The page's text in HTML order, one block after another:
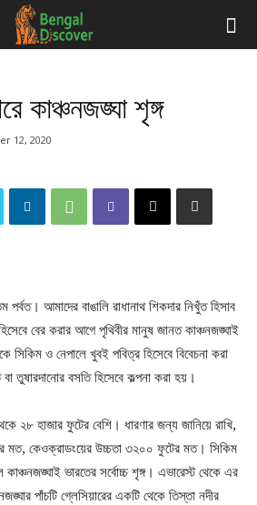
কাঞ্চনজঙ্ঘা শৃঙ্গ
12, 2020
পর্বত। আমাদের বাঙালি রাধানাথ শিকদার নিখুঁত হিসাব
বের করার আগে পৃথিবীর মানুষ জানত কাঞ্চনজঙ্ঘাই
সিকিম ও নেপালে খুবই পবিত্র হিসেবে বিবেচনা করা
তুষারদানোর বসতি হিসেবে কল্পনা করা হয়।
২৮ হাজার ফুটের বেশি। ধারণার জন্য জানিয়ে রাখি,
মত, কেওক্রাডংয়ের উচ্চতা ৩২০০ ফুটের মত। সিকিম
ভারতের সর্বোচ্চ শৃঙ্গ। এভারেস্ট থেকে এর
পাঁচটি গ্লেসিয়ারের একটি থেকে তিস্তা নদীর